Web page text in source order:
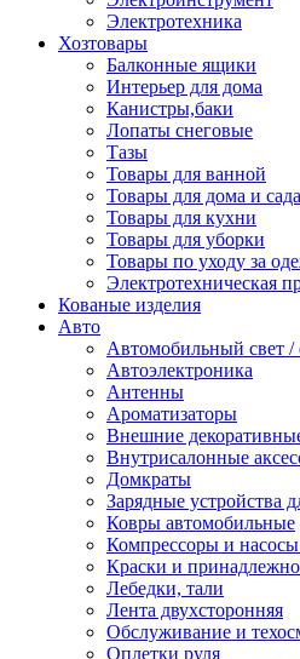
Электротехника
Хозтовары
Балконные ящики
Интерьер для дома
Канистры,баки
Лопаты снеговые
Тазы
Товары для ванной
Товары для дома и сада
Товары для кухни
Товары для уборки
Товары по уходу за
Электротехническая
Кованые изделия
Авто
Автомобильный свет
Автоэлектроника
Антенны
Ароматизаторы
Внешние
Внутрисалонные
Домкраты
Зарядные устройства
Ковры автомобильные
Компрессоры и
Краски и
Лебедки, тали
Лента двухсторонняя
Обслуживание и
Оплетки руля